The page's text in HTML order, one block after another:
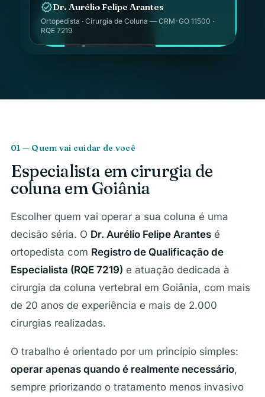
verifiedDr. Aurélio Felipe Arantes
Ortopedista · Cirurgia de Coluna — CRM-GO 11500 ·
RQE 7219
01 — Quem vai cuidar de você
Especialista em cirurgia de
coluna em Goiânia
Escolher quem vai operar a sua coluna é uma
decisão séria. O Dr. Aurélio Felipe Arantes é
ortopedista com Registro de Qualificação de
Especialista (RQE 7219) e atuação dedicada à
cirurgia da coluna vertebral em Goiânia, com mais
de 20 anos de experiência e mais de 2.000
cirurgias realizadas.
O trabalho é orientado por um princípio simples:
operar apenas quando é realmente necessário,
sempre priorizando o tratamento menos invasivo